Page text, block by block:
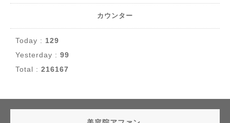
カウンター
Today : 129
Yesterday : 99
Total : 216167